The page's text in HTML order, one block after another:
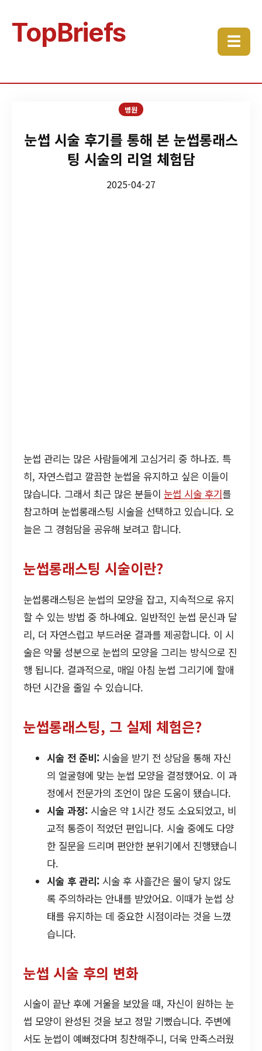
TopBriefs ☰
병원
눈썹 시술 후기를 통해 본 눈썹롱래스
팅 시술의 리얼 체험담
2025-04-27
눈썹 관리는 많은 사람들에게 고심거리 중 하나죠. 특
히, 자연스럽고 깔끔한 눈썹을 유지하고 싶은 이들이
많습니다. 그래서 최근 많은 분들이 눈썹 시술 후기를
참고하며 눈썹롱래스팅 시술을 선택하고 있습니다. 오
늘은 그 경험담을 공유해 보려고 합니다.
눈썹롱래스팅 시술이란?
눈썹롱래스팅은 눈썹의 모양을 잡고, 지속적으로 유지
할 수 있는 방법 중 하나예요. 일반적인 눈썹 문신과 달
리, 더 자연스럽고 부드러운 결과를 제공합니다. 이 시
술은 약물 성분으로 눈썹의 모양을 그리는 방식으로 진
행 됩니다. 결과적으로, 매일 아침 눈썹 그리기에 할애
하던 시간을 줄일 수 있습니다.
눈썹롱래스팅, 그 실제 체험은?
시술 전 준비: 시술을 받기 전 상담을 통해 자신
의 얼굴형에 맞는 눈썹 모양을 결정했어요. 이 과
정에서 전문가의 조언이 많은 도움이 됐습니다.
시술 과정: 시술은 약 1시간 정도 소요되었고, 비
교적 통증이 적었던 편입니다. 시술 중에도 다양
한 질문을 드리며 편안한 분위기에서 진행됐습니
다.
시술 후 관리: 시술 후 사흘간은 물이 닿지 않도
록 주의하라는 안내를 받았어요. 이때가 눈썹 상
태를 유지하는 데 중요한 시점이라는 것을 느꼈
습니다.
눈썹 시술 후의 변화
시술이 끝난 후에 거울을 보았을 때, 자신이 원하는 눈
썹 모양이 완성된 것을 보고 정말 기뻤습니다. 주변에
서도 눈썹이 예뻐졌다며 칭찬해주니, 더욱 만족스러웠